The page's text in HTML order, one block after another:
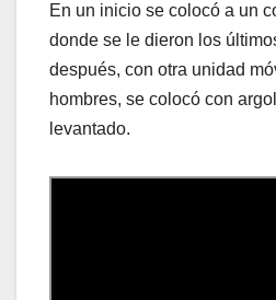
En un inicio se colocó a un
donde se le dieron los
después, con otra unidad
hombres, se colocó con
levantado.